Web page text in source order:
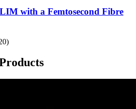
with a Femtosecond Fibre